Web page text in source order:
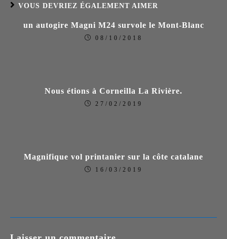
VOUS DEVRIEZ ÉGALEMENT AIMER
un autogire Magni M24 survole le Mont-Blanc
08/10/2018
Nous étions à Corneilla La Rivière.
27/02/2019
Magnifique vol printanier sur la côte catalane
16/03/2019